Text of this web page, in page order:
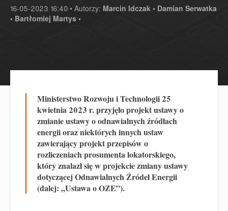
16-05-2023 16:40 • Autorzy: Marcin Idczak • Damian Serwatka
• Bartłomiej Martys •
Ministerstwo Rozwoju i Technologii 25
kwietnia 2023 r. przyjęło projekt ustawy o
zmianie ustawy o odnawialnych źródłach
energii oraz niektórych innych ustaw
zawierający projekt przepisów o
rozliczeniach prosumenta lokatorskiego,
który znalazł się w projekcie zmiany ustawy
dotyczącej Odnawialnych Źródeł Energii
(dalej: „Ustawa o OZE”).